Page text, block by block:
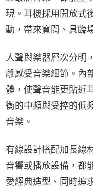
現。耳機採用開放式
動，帶來寬闊、具臨
人聲與樂器層次分明
離感受音樂細節。內
體，使聲音能更貼近
衡的中頻與受控的低
音樂。
有線設計搭配加長線
音響或播放設備，都
愛經典造型、同時追